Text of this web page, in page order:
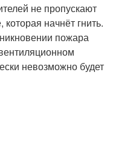
не пропускают
начнёт гнить.
пожара
невозможно будет